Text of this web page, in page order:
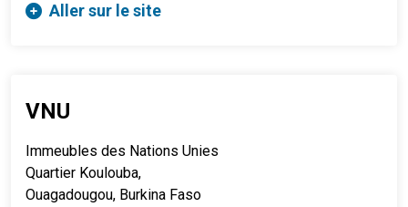
Aller sur le site
VNU
Immeubles des Nations Unies
Quartier Koulouba,
Ouagadougou, Burkina Faso